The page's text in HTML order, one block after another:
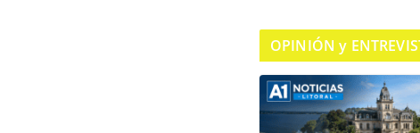
OPINIÓN y